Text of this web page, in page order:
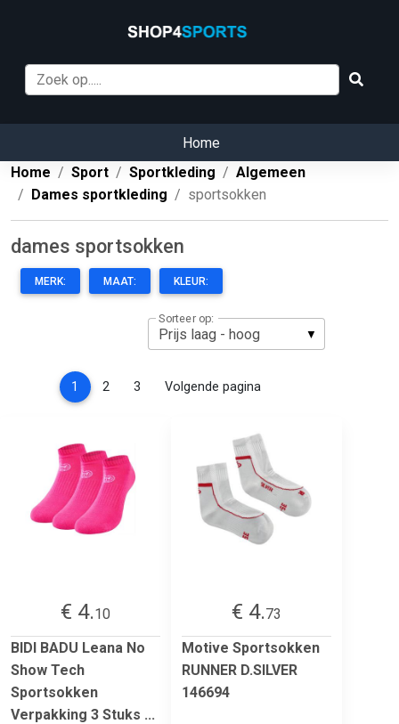
Home
Home
Sport Sportkleding
Algemeen
Dames sportkleding
sportsokken
dames sportsokken
MERK: MAAT: KLEUR:
Sorteer op:
1 (current)
2 3 Volgende pagina
€ 4.10
BIDI BADU Leana No
Show Tech
Sportsokken
Verpakking 3 Stuks ...
€ 4.73
Motive Sportsokken
RUNNER D.SILVER
146694